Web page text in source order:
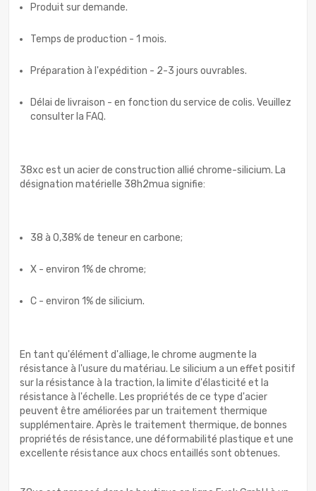
Produit sur demande.
Temps de production - 1 mois.
Préparation à l'expédition - 2-3 jours ouvrables.
Délai de livraison - en fonction du service de colis. Veuillez
consulter la FAQ.
38xc est un acier de construction allié chrome-silicium. La
désignation matérielle 38h2mua signifie:
38 à 0,38% de teneur en carbone;
X - environ 1% de chrome;
C - environ 1% de silicium.
En tant qu'élément d'alliage, le chrome augmente la
résistance à l'usure du matériau. Le silicium a un effet positif
sur la résistance à la traction, la limite d'élasticité et la
résistance à l'échelle. Les propriétés de ce type d'acier
peuvent être améliorées par un traitement thermique
supplémentaire. Après le traitement thermique, de bonnes
propriétés de résistance, une déformabilité plastique et une
excellente résistance aux chocs entaillés sont obtenues.